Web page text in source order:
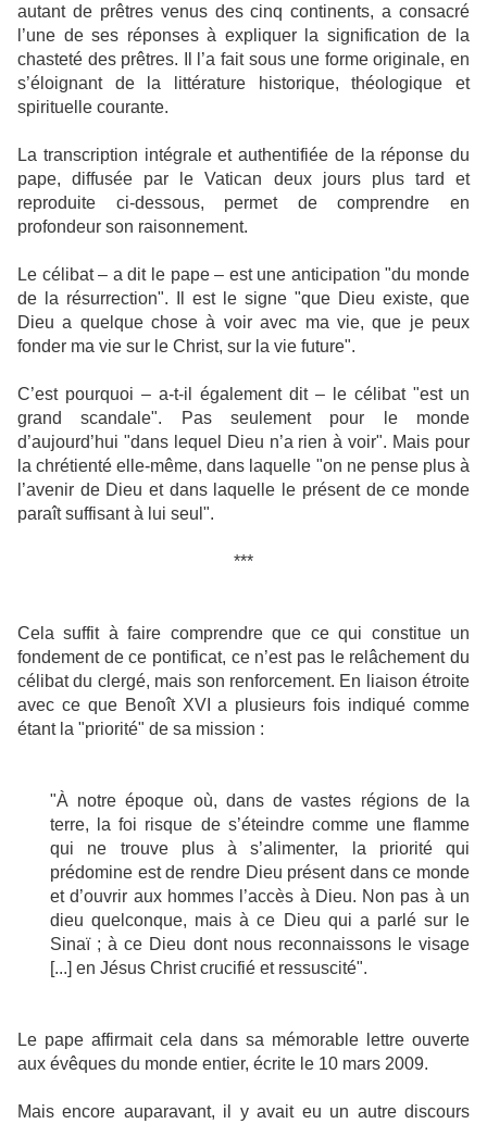
autant de prêtres venus des cinq continents, a consacré
l’une de ses réponses à expliquer la signification de la
chasteté des prêtres. Il l’a fait sous une forme originale, en
s’éloignant de la littérature historique, théologique et
spirituelle courante.
La transcription intégrale et authentifiée de la réponse du
pape, diffusée par le Vatican deux jours plus tard et
reproduite ci-dessous, permet de comprendre en
profondeur son raisonnement.
Le célibat – a dit le pape – est une anticipation "du monde
de la résurrection". Il est le signe "que Dieu existe, que
Dieu a quelque chose à voir avec ma vie, que je peux
fonder ma vie sur le Christ, sur la vie future".
C’est pourquoi – a-t-il également dit – le célibat "est un
grand scandale". Pas seulement pour le monde
d’aujourd’hui "dans lequel Dieu n’a rien à voir". Mais pour
la chrétienté elle-même, dans laquelle "on ne pense plus à
l’avenir de Dieu et dans laquelle le présent de ce monde
paraît suffisant à lui seul".
***
Cela suffit à faire comprendre que ce qui constitue un
fondement de ce pontificat, ce n’est pas le relâchement du
célibat du clergé, mais son renforcement. En liaison étroite
avec ce que Benoît XVI a plusieurs fois indiqué comme
étant la "priorité" de sa mission :
"À notre époque où, dans de vastes régions de la
terre, la foi risque de s’éteindre comme une flamme
qui ne trouve plus à s’alimenter, la priorité qui
prédomine est de rendre Dieu présent dans ce monde
et d’ouvrir aux hommes l’accès à Dieu. Non pas à un
dieu quelconque, mais à ce Dieu qui a parlé sur le
Sinaï ; à ce Dieu dont nous reconnaissons le visage
[...] en Jésus Christ crucifié et ressuscité".
Le pape affirmait cela dans sa mémorable lettre ouverte
aux évêques du monde entier, écrite le 10 mars 2009.
Mais encore auparavant, il y avait eu un autre discours